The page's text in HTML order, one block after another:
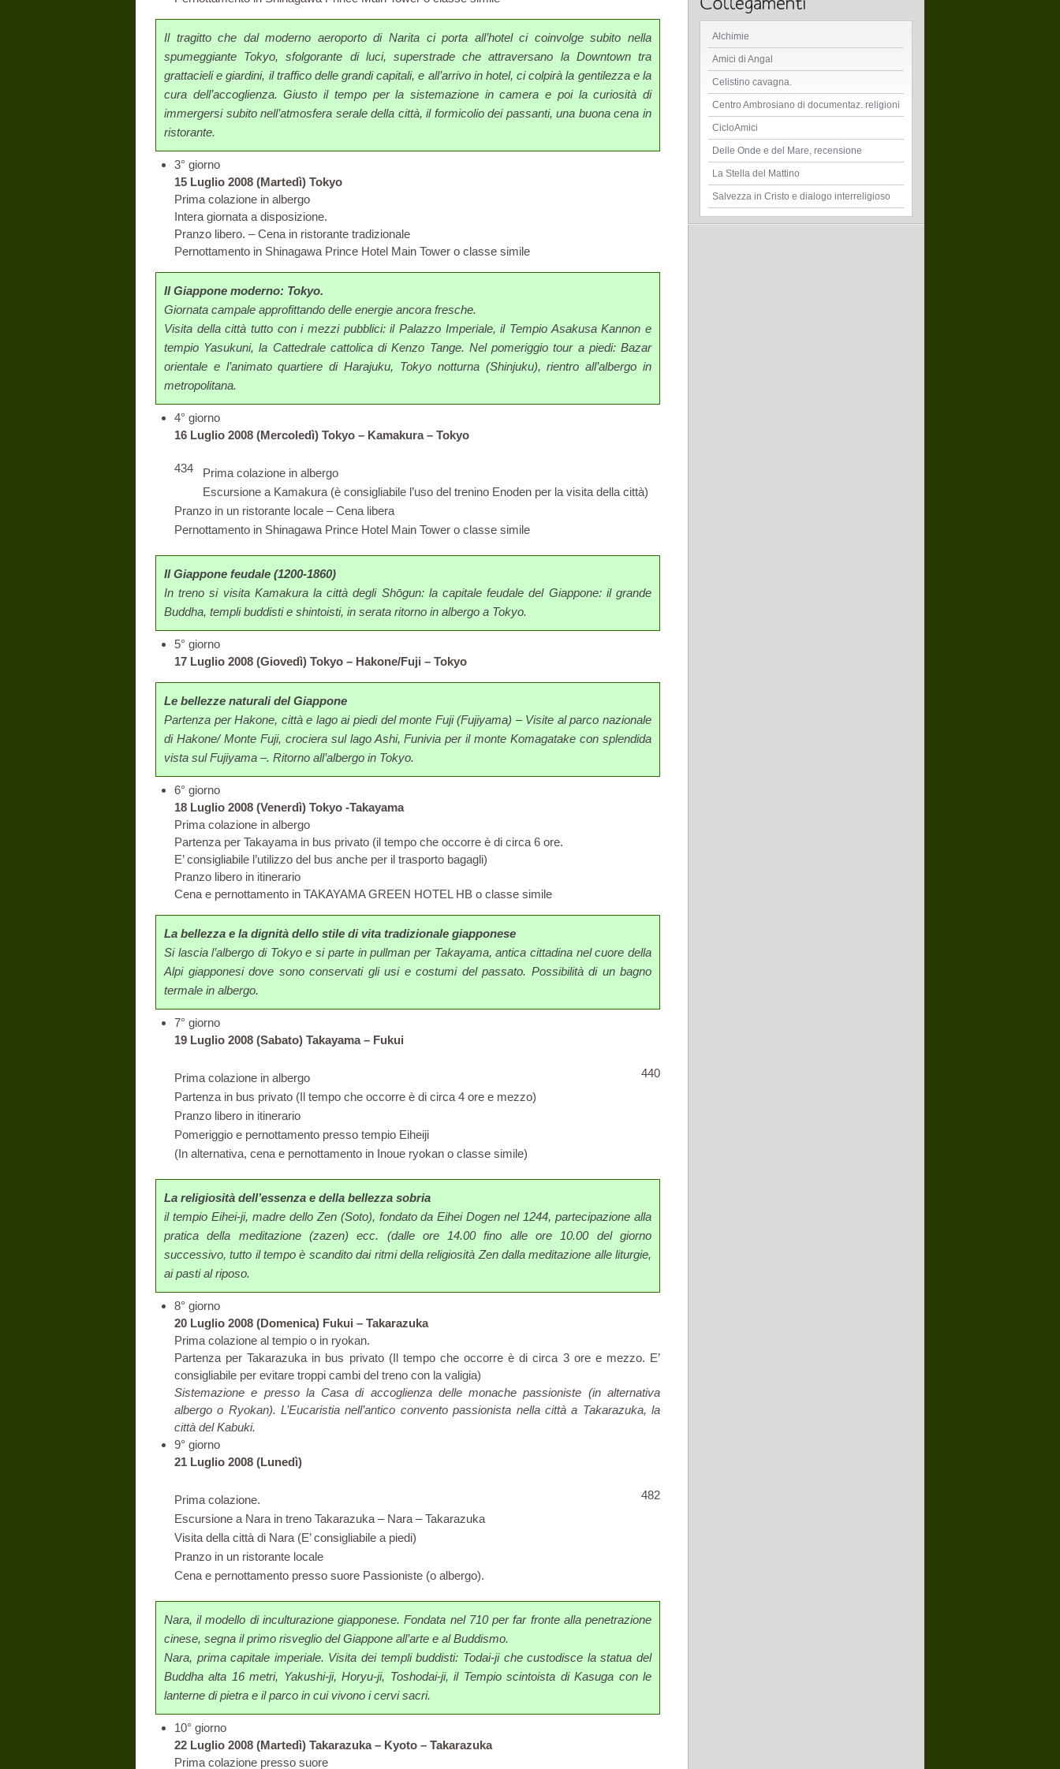
Il tragitto che dal moderno aeroporto di Narita ci porta all’hotel ci coinvolge subito nella
spumeggiante Tokyo, sfolgorante di luci, superstrade che attraversano la Downtown tra
grattacieli e giardini, il traffico delle grandi capitali, e all’arrivo in hotel, ci colpirà la gentilezza e la
cura dell’accoglienza. Giusto il tempo per la sistemazione in camera e poi la curiosità di
immergersi subito nell’atmosfera serale della città, il formicolio dei passanti, una buona cena in
ristorante.
3° giorno
15 Luglio 2008 (Martedì) Tokyo
Prima colazione in albergo
Intera giornata a disposizione.
Pranzo libero. – Cena in ristorante tradizionale
Pernottamento in Shinagawa Prince Hotel Main Tower o classe simile
Il Giappone moderno: Tokyo.
Giornata campale approfittando delle energie ancora fresche.
Visita della città tutto con i mezzi pubblici: il Palazzo Imperiale, il Tempio Asakusa Kannon e
tempio Yasukuni, la Cattedrale cattolica di Kenzo Tange. Nel pomeriggio tour a piedi: Bazar
orientale e l’animato quartiere di Harajuku, Tokyo notturna (Shinjuku), rientro all’albergo in
metropolitana.
4° giorno
16 Luglio 2008 (Mercoledì) Tokyo – Kamakura – Tokyo
434
Prima colazione in albergo
Escursione a Kamakura (è consigliabile l’uso del trenino Enoden per la visita della città)
Pranzo in un ristorante locale – Cena libera
Pernottamento in Shinagawa Prince Hotel Main Tower o classe simile
Il Giappone feudale (1200-1860)
In treno si visita Kamakura la città degli Shōgun: la capitale feudale del Giappone: il grande
Buddha, templi buddisti e shintoisti, in serata ritorno in albergo a Tokyo.
5° giorno
17 Luglio 2008 (Giovedì) Tokyo – Hakone/Fuji – Tokyo
Le bellezze naturali del Giappone
Partenza per Hakone, città e lago ai piedi del monte Fuji (Fujiyama) – Visite al parco nazionale
di Hakone/ Monte Fuji, crociera sul lago Ashi, Funivia per il monte Komagatake con splendida
vista sul Fujiyama –. Ritorno all’albergo in Tokyo.
6° giorno
18 Luglio 2008 (Venerdì) Tokyo -Takayama
Prima colazione in albergo
Partenza per Takayama in bus privato (il tempo che occorre è di circa 6 ore.
E’ consigliabile l’utilizzo del bus anche per il trasporto bagagli)
Pranzo libero in itinerario
Cena e pernottamento in TAKAYAMA GREEN HOTEL HB o classe simile
La bellezza e la dignità dello stile di vita tradizionale giapponese
Si lascia l’albergo di Tokyo e si parte in pullman per Takayama, antica cittadina nel cuore della
Alpi giapponesi dove sono conservati gli usi e costumi del passato. Possibilità di un bagno
termale in albergo.
7° giorno
19 Luglio 2008 (Sabato) Takayama – Fukui
440
Prima colazione in albergo
Partenza in bus privato (Il tempo che occorre è di circa 4 ore e mezzo)
Pranzo libero in itinerario
Pomeriggio e pernottamento presso tempio Eiheiji
(In alternativa, cena e pernottamento in Inoue ryokan o classe simile)
La religiosità dell’essenza e della bellezza sobria
il tempio Eihei-ji, madre dello Zen (Soto), fondato da Eihei Dogen nel 1244, partecipazione alla
pratica della meditazione (zazen) ecc. (dalle ore 14.00 fino alle ore 10.00 del giorno
successivo, tutto il tempo è scandito dai ritmi della religiosità Zen dalla meditazione alle liturgie,
ai pasti al riposo.
8° giorno
20 Luglio 2008 (Domenica) Fukui – Takarazuka
Prima colazione al tempio o in ryokan.
Partenza per Takarazuka in bus privato (Il tempo che occorre è di circa 3 ore e mezzo. E’
consigliabile per evitare troppi cambi del treno con la valigia)
Sistemazione e presso la Casa di accoglienza delle monache passioniste (in alternativa
albergo o Ryokan). L’Eucaristia nell’antico convento passionista nella città a Takarazuka, la
città del Kabuki.
9° giorno
21 Luglio 2008 (Lunedì)
482
Prima colazione.
Escursione a Nara in treno Takarazuka – Nara – Takarazuka
Visita della città di Nara (E’ consigliabile a piedi)
Pranzo in un ristorante locale
Cena e pernottamento presso suore Passioniste (o albergo).
Nara, il modello di inculturazione giapponese. Fondata nel 710 per far fronte alla penetrazione
cinese, segna il primo risveglio del Giappone all’arte e al Buddismo.
Nara, prima capitale imperiale. Visita dei templi buddisti: Todai-ji che custodisce la statua del
Buddha alta 16 metri, Yakushi-ji, Horyu-ji, Toshodai-ji, il Tempio scintoista di Kasuga con le
lanterne di pietra e il parco in cui vivono i cervi sacri.
10° giorno
22 Luglio 2008 (Martedì) Takarazuka – Kyoto – Takarazuka
Prima colazione presso suore
Alchimie
Amici di Angal
Celistino cavagna.
Centro Ambrosiano di documentaz. religioni
CicloAmici
Delle Onde e del Mare, recensione
La Stella del Mattino
Salvezza in Cristo e dialogo interreligioso